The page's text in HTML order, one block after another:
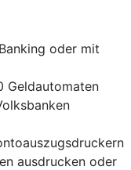
oder mit
Geldautomaten
ausdrucken oder